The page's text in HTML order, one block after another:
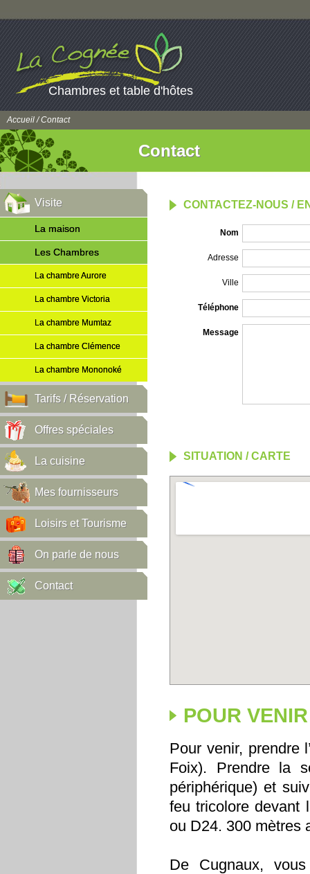
Chambres et table d'hôtes
Accueil/ Contact
Contact
Visite
La maison
Les Chambres
La chambre Aurore
La chambre Victoria
La chambre Mumtaz
La chambre Clémence
La chambre Mononoké
Tarifs / Réservation
Offres spéciales
La cuisine
Mes fournisseurs
Loisirs et Tourisme
On parle de nous
Contact
CONTACTEZ-NOUS /
Nom
Adresse
Ville
Téléphone
Message
SITUATION / CARTE
POUR VENIR
Pour venir, prendre
Foix). Prendre la
périphérique) et
feu tricolore devant
ou D24. 300 mètres
De Cugnaux,